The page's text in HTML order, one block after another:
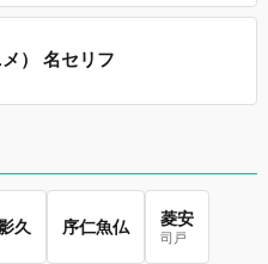
） 名セリフ
久 序仁魚仏 菱安
司戸